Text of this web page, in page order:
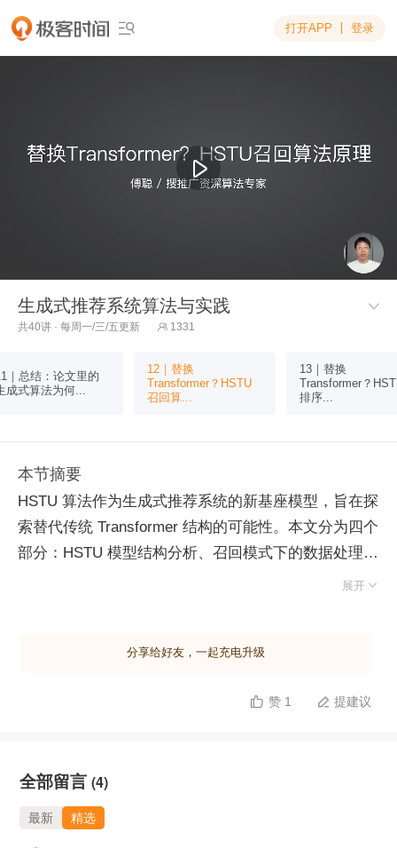
 打开APP 登录
生成式推荐系统算法与实践 
共40讲 · 每周一/三/五更新  1331
｜总结：论文里的
成式算法为何...
12｜替换
Transformer？HSTU
召回算...
13｜替换
Transformer？
排序...
本节摘要
HSTU 算法作为生成式推荐系统的新基座模型，旨在探
索替代传统 Transformer 结构的可能性。本文分为四个
部分：HSTU 模型结构分析、召回模式下的数据处理与
训练、实验数据分析以及与 Transformer 的对比。
捕捉用户近期行为的相关性。此外，HSTU 去除了
过序列化处理数据，使用采样 softmax 进行训练，并
加时效果更佳。然而，HSTU 的效果依赖于特定的数据
构造方式，其优势在不同场景下可能有所差异。总体而
展开 
分享给好友，一起充电升级
 赞 1  提建议
全部留言 (4)
最新 精选